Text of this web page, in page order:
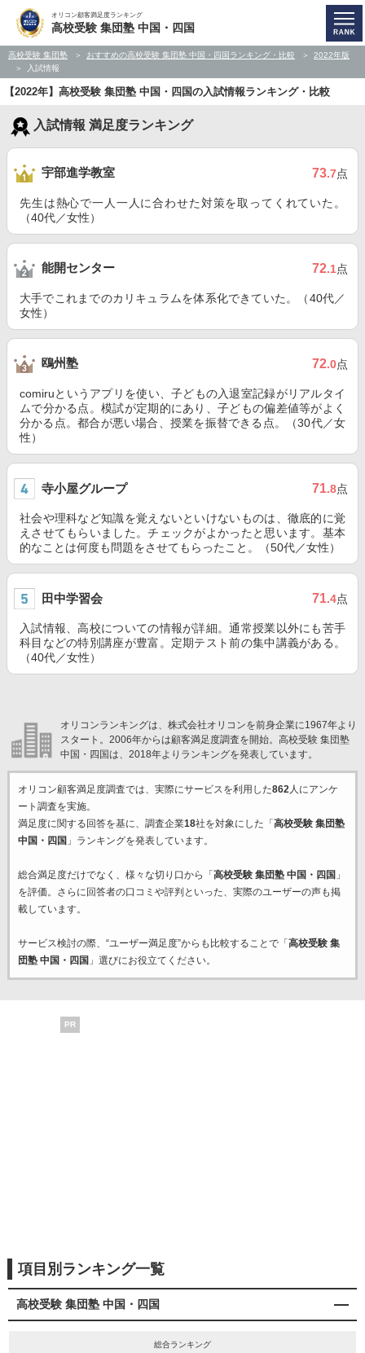
オリコン顧客満足度ランキング
高校受験 集団塾 中国・四国
高校受験 集団塾 おすすめの高校受験 集団塾 中国・四国ランキング・比較
2022年版
入試情報
【2022年】高校受験 集団塾 中国・四国の入試情報ランキング・比較
入試情報 満足度ランキング
宇部進学教室 73.7点
先生は熱心で一人一人に合わせた対策を取ってくれていた。
（40代／女性）
能開センター 72.1点
大手でこれまでのカリキュラムを体系化できていた。（40代／
女性）
鴎州塾 72.0点
comiruというアプリを使い、子どもの入退室記録がリアルタイ
ムで分かる点。模試が定期的にあり、子どもの偏差値等がよく
分かる点。都合が悪い場合、授業を振替できる点。（30代／女
性）
寺小屋グループ 71.8点
社会や理科など知識を覚えないといけないものは、徹底的に覚
えさせてもらいました。チェックがよかったと思います。基本
的なことは何度も問題をさせてもらったこと。（50代／女性）
田中学習会 71.4点
入試情報、高校についての情報が詳細。通常授業以外にも苦手
科目などの特別講座が豊富。定期テスト前の集中講義がある。
（40代／女性）
オリコンランキングは、株式会社オリコンを前身企業に1967年より
スタート。2006年からは顧客満足度調査を開始。高校受験 集団塾
中国・四国は、2018年よりランキングを発表しています。
オリコン顧客満足度調査では、実際にサービスを利用した862人にアンケ
ート調査を実施。
満足度に関する回答を基に、調査企業18社を対象にした「 高校受験 集団塾
中国・四国 」ランキングを発表しています。
総合満足度だけでなく、様々な切り口から「 高校受験 集団塾 中国・四国 」
を評価。さらに回答者の口コミや評判といった、実際のユーザーの声も掲
載しています。
サービス検討の際、“ユーザー満足度”からも比較することで「 高校受験 集
団塾 中国・四国 」選びにお役立てください。
PR
項目別ランキング一覧
高校受験 集団塾 中国・四国
総合ランキング